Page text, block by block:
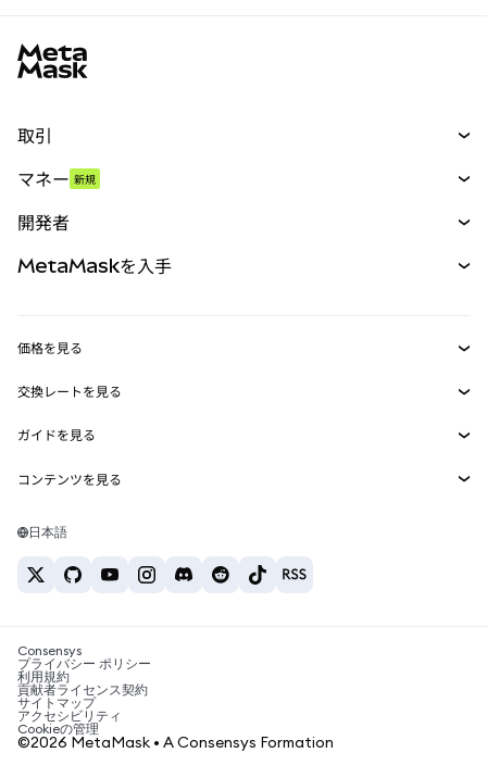
取引
パーペチュアル
RWA
マネー 新規
開発者
MetaMask Connect
Snaps
Web3サービス
MetaMaskを入手
セキュリティ
サポート
キャリア
お問い合わせ
価格を見る
イーサリアムの価格
Solanaの価格
Tetherの価格
交換レートを見る
ETH→USD
USDT→INR
BTC→INR
ETH→USDT
ガイドを見る
ETHの購入
USDTの購入
SHIBの購入
BNBの購入
コンテンツを見る
Solanaウォレット
税制関連ニュース
暗号資産の購入方法は？
ビットコインを売るには？
日本語
Consensys
プライバシー ポリシー
利用規約
貢献者ライセンス契約
サイトマップ
アクセシビリティ
Cookieの管理
©2026 MetaMask • A Consensys Formation